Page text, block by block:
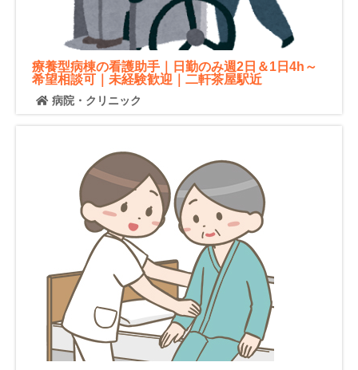
療養型病棟の看護助手｜日勤のみ週2日＆1日4h～
希望相談可｜未経験歓迎｜二軒茶屋駅近
病院・クリニック